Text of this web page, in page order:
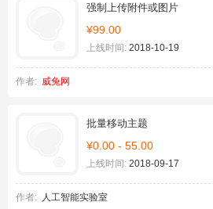
强制上传附件或图片
¥99.00
上线时间: 2018-10-19
作者: 威兔网
批量移动主题
¥0.00 - 55.00
上线时间: 2018-09-17
作者: 人工智能实验室